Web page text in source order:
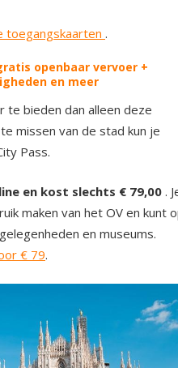
toegangskaarten .
openbaar vervoer +
en meer
te bieden dan alleen deze
missen van de stad kun je
Pass.
en kost slechts € 79,00.
maken van het OV en kunt
en museums.
€ 79.